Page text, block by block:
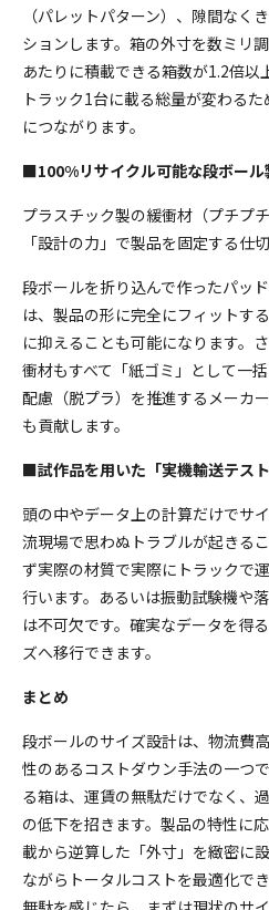
（パレットパターン）、隙間なく
ションします。箱の外寸を数ミリ
あたりに積載できる箱数が1.2倍以
トラック1台に載る総量が変わる
につながります。
■100%リサイクル可能な段ボール
プラスチック製の緩衝材（プチプ
「設計の力」で製品を固定する仕
段ボールを折り込んで作ったパッ
は、製品の形に完全にフィットす
に抑えることも可能になります。
衝材もすべて「紙ゴミ」として一
配慮（脱プラ）を推進するメーカ
も貢献します。
■試作品を用いた「実機輸送テス
頭の中やデータ上の計算だけでサ
流現場で思わぬトラブルが起きる
ず実際の材質で実際にトラックで
行います。あるいは振動試験機や
は不可欠です。確実なデータを得
ズへ移行できます。
まとめ
段ボールのサイズ設計は、物流費
性のあるコストダウン手法の一つ
る箱は、運賃の無駄だけでなく、
の低下を招きます。製品の特性に
載から逆算した「外寸」を緻密に
ながらトータルコストを最適化で